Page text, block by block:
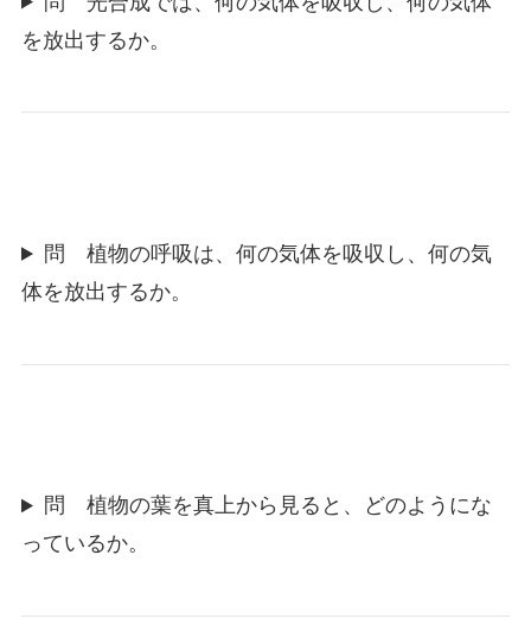
を放出するか。
問 植物の呼吸は、何の気体を吸収し、何の気
体を放出するか。
問 植物の葉を真上から見ると、どのようにな
っているか。